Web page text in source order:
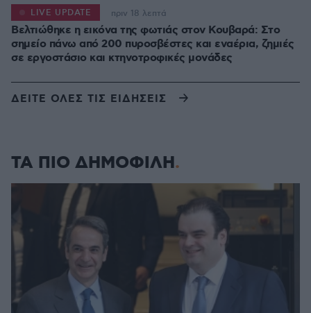
Βελτιώθηκε η εικόνα της φωτιάς στον Κουβαρά: Στο
σημείο πάνω από 200 πυροσβέστες και εναέρια, ζημιές
σε εργοστάσιο και κτηνοτροφικές μονάδες
LIVE UPDATE πριν 18 λεπτά
ΔΕΙΤΕ ΟΛΕΣ ΤΙΣ ΕΙΔΗΣΕΙΣ
ΤΑ ΠΙΟ ΔΗΜΟΦΙΛΗ